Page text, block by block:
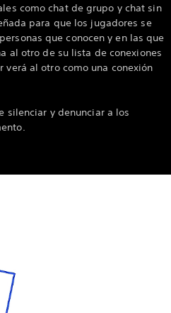
como chat de grupo y chat sin
para que los jugadores se
que conocen y en las que
al otro de su lista de conexiones
al otro como una conexión
silenciar y denunciar a los